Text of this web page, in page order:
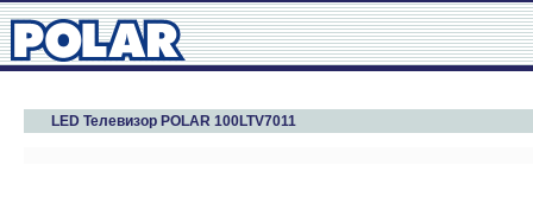
LED Телевизор POLAR 100LTV7011